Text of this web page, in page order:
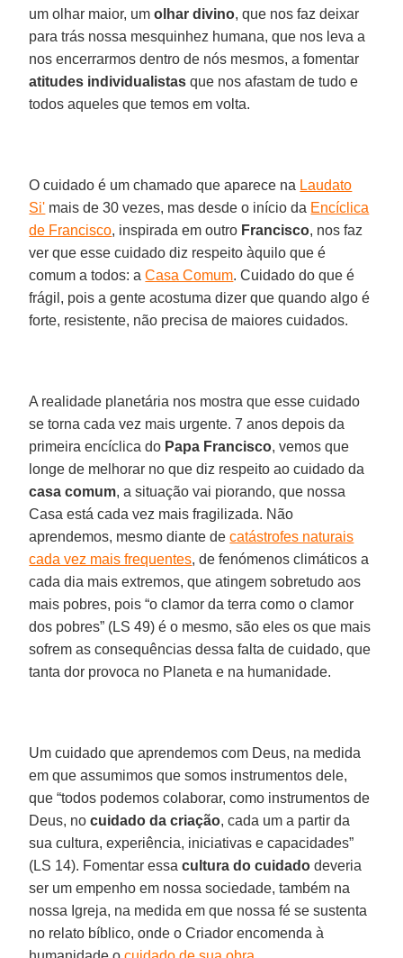
um olhar maior, umolhar divino, que nos faz deixar
para trás nossa mesquinhez humana, que nos leva a
nos encerrarmos dentro de nós mesmos, a fomentar
atitudes individualistas que nos afastam de tudo e
todos aqueles que temos em volta.
O cuidado é um chamado que aparece na Laudato
Si' mais de 30 vezes, mas desde o início da Encíclica
de Francisco, inspirada em outro Francisco, nos faz
ver que esse cuidado diz respeito àquilo que é
comum a todos: aCasa Comum. Cuidado do que é
frágil, pois a gente acostuma dizer que quando algo é
forte, resistente, não precisa de maiores cuidados.
A realidade planetária nos mostra que esse cuidado
se torna cada vez mais urgente. 7 anos depois da
primeira encíclica do Papa Francisco, vemos que
longe de melhorar no que diz respeito ao cuidado da
casa comum, a situação vai piorando, que nossa
Casa está cada vez mais fragilizada. Não
aprendemos, mesmo diante decatástrofes naturais
cada vez mais frequentes, de fenómenos climáticos a
cada dia mais extremos, que atingem sobretudo aos
mais pobres, pois “o clamor da terra como o clamor
dos pobres” (LS 49) é o mesmo, são eles os que mais
sofrem as consequências dessa falta de cuidado, que
tanta dor provoca no Planeta e na humanidade.
Um cuidado que aprendemos com Deus, na medida
em que assumimos que somos instrumentos dele,
que “todos podemos colaborar, como instrumentos de
Deus, nocuidado da criação, cada um a partir da
sua cultura, experiência, iniciativas e capacidades”
(LS 14). Fomentar essacultura do cuidado deveria
ser um empenho em nossa sociedade, também na
nossa Igreja, na medida em que nossa fé se sustenta
no relato bíblico, onde o Criador encomenda à